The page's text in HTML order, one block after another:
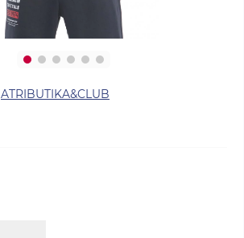
ATRIBUTIKA&CLUB